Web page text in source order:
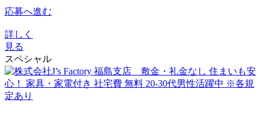
応募へ進む
詳しく
見る
スペシャル